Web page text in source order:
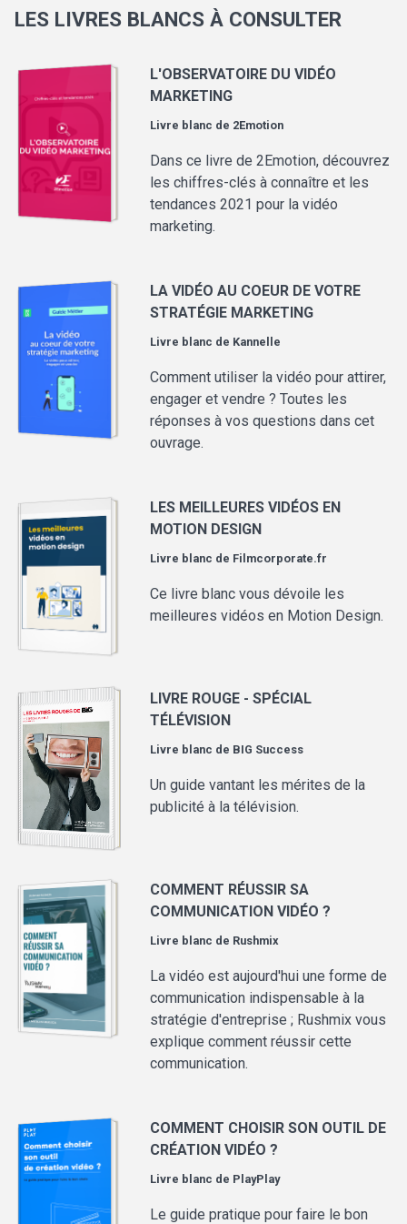
LES LIVRES BLANCS À CONSULTER
L'OBSERVATOIRE DU VIDÉO
MARKETING
Livre blanc de 2Emotion
Dans ce livre de 2Emotion, découvrez
les chiffres-clés à connaître et les
tendances 2021 pour la vidéo
marketing.
LA VIDÉO AU COEUR DE VOTRE
STRATÉGIE MARKETING
Livre blanc de Kannelle
Comment utiliser la vidéo pour attirer,
engager et vendre ? Toutes les
réponses à vos questions dans cet
ouvrage.
LES MEILLEURES VIDÉOS EN
MOTION DESIGN
Livre blanc de Filmcorporate.fr
Ce livre blanc vous dévoile les
meilleures vidéos en Motion Design.
LIVRE ROUGE - SPÉCIAL
TÉLÉVISION
Livre blanc de BIG Success
Un guide vantant les mérites de la
publicité à la télévision.
COMMENT RÉUSSIR SA
COMMUNICATION VIDÉO ?
Livre blanc de Rushmix
La vidéo est aujourd'hui une forme de
communication indispensable à la
stratégie d'entreprise ; Rushmix vous
explique comment réussir cette
communication.
COMMENT CHOISIR SON OUTIL DE
CRÉATION VIDÉO ?
Livre blanc de PlayPlay
Le guide pratique pour faire le bon